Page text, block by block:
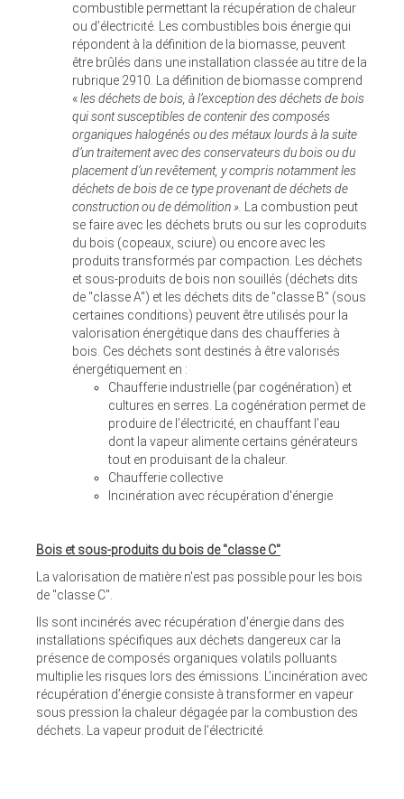
combustible permettant la récupération de chaleur
ou d’électricité. Les combustibles bois énergie qui
répondent à la définition de la biomasse, peuvent
être brûlés dans une installation classée au titre de la
rubrique 2910. La définition de biomasse comprend
«les déchets de bois, à l’exception des déchets de bois
qui sont susceptibles de contenir des composés
organiques halogénés ou des métaux lourds à la suite
d’un traitement avec des conservateurs du bois ou du
placement d’un revêtement, y compris notamment les
déchets de bois de ce type provenant de déchets de
construction ou de démolition».
La combustion peut
se faire avec les déchets bruts ou sur les coproduits
du bois (copeaux, sciure) ou encore avec les
produits transformés par compaction. Les déchets
et sous-produits de bois non souillés (déchets dits
de "classe A") et les déchets dits de "classe B" (sous
certaines conditions) peuvent être utilisés pour la
valorisation énergétique dans des chaufferies à
bois. Ces déchets sont destinés à être valorisés
énergétiquement en :
Chaufferie industrielle (par cogénération) et
cultures en serres. La cogénération permet de
produire de l’électricité, en chauffant l’eau
dont la vapeur alimente certains générateurs
tout en produisant de la chaleur.
Chaufferie collective
Incinération avec récupération d'énergie
Bois et sous-produits du bois de "classe C"
La valorisation de matière n'est pas possible pour les bois
de "classe C".
Ils sont incinérés avec récupération d'énergie dans des
installations spécifiques aux déchets dangereux car la
présence de composés organiques volatils polluants
multiplie les risques lors des émissions. L’incinération avec
récupération d’énergie consiste à transformer en vapeur
sous pression la chaleur dégagée par la combustion des
déchets. La vapeur produit de l’électricité.